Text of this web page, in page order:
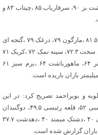
فرودگاه ۹۲ ،سیرون شبلیز ۹۱ ، باشت ۹۰.۵، دشت بز ۹۰، سرفاریاب ۸۵ ،چیتاب ۸۳ و
وی بیان کرد: چند روز گذشته تاکنون درجاورده ۸۱.۵ ،مارگون ۷۹، درغک ۷۹ ،گنجه ای
۷۶ ،امامزاده علی ۷۳ ،موشمی زیلایی ۷۳ ،سی سخت ۷۲.۳، سینه نمک ۷۲ ،کریک ۷۱
،لنده ۷۱، تنگ رواق ۷۰، تل گاه ۶۵ ،قلعه دختر ۶۴، ماهورباشت ۶۴ ،برم سبز ۶۱
و بویراحمد تصریح کرد: در این
مدت همچنین در سراب ننیز ۵۶ ،چرام ۵۵ ،ممبی ۵۲، قلعه رئیسی ۴۹.۵، دوگنبدان
۴۶.۲ ،دیل ۴۵ ،تنگ پیرزال ۴۳، امامزاده پهلوان ۴۰ ،دشتک میمند ۴۰ ،دهدشت ۳۷.۷